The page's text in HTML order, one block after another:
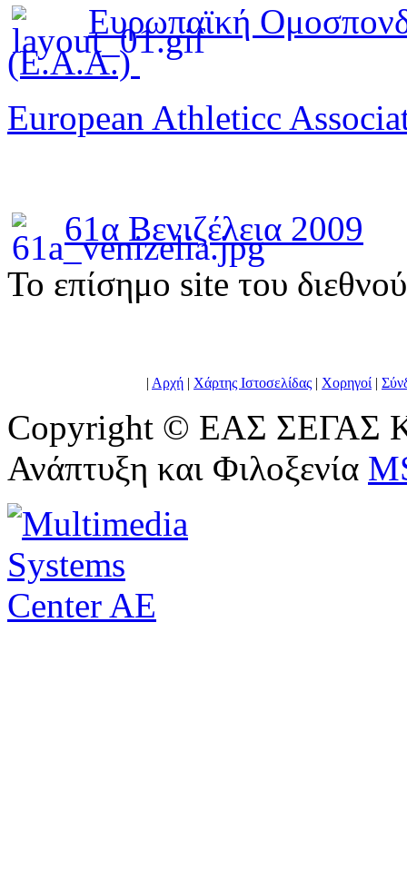
Ευρωπαϊκή
(E.A.A.)
European Athleticc
61α Βενιζέλεια 2009
To επίσημο site του
| Αρχή | Χάρτης Ιστοσελίδας | Χορηγοί |
Copyright © ΕΑΣ ΣΕΓΑΣ
Ανάπτυξη και Φιλοξενία